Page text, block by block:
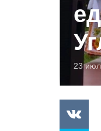
23